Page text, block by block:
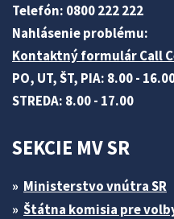
Telefón: 0800 222 222
Nahlásenie problému:
Kontaktný formulár Call
PO, UT, ŠT, PIA: 8.00 -
STREDA: 8.00 - 17.00
SEKCIE MV SR
Ministerstvo vnútra SR
Štátna komisia pre